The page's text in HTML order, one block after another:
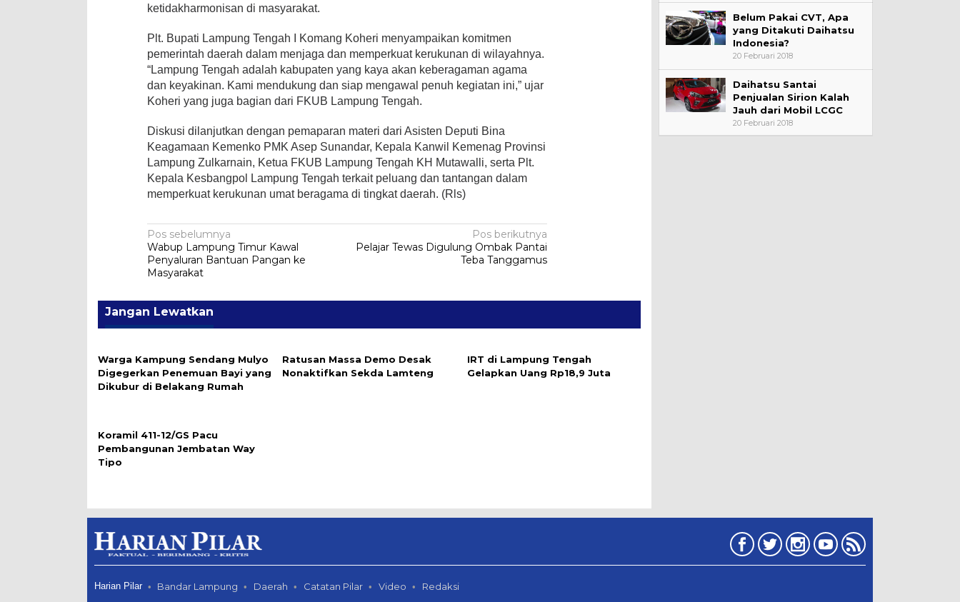
ketidakharmonisan di masyarakat.
Plt. Bupati Lampung Tengah I Komang Koheri menyampaikan komitmen
pemerintah daerah dalam menjaga dan memperkuat kerukunan di wilayahnya.
“Lampung Tengah adalah kabupaten yang kaya akan keberagaman agama
dan keyakinan. Kami mendukung dan siap mengawal penuh kegiatan ini,” ujar
Koheri yang juga bagian dari FKUB Lampung Tengah.
Diskusi dilanjutkan dengan pemaparan materi dari Asisten Deputi Bina
Keagamaan Kemenko PMK Asep Sunandar, Kepala Kanwil Kemenag Provinsi
Lampung Zulkarnain, Ketua FKUB Lampung Tengah KH Mutawalli, serta Plt.
Kepala Kesbangpol Lampung Tengah terkait peluang dan tantangan dalam
memperkuat kerukunan umat beragama di tingkat daerah. (Rls)
Navigasi
pos
Pos sebelumnya
Wabup Lampung Timur Kawal
Penyaluran Bantuan Pangan ke
Masyarakat
Pos berikutnya
Pelajar Tewas Digulung Ombak Pantai
Teba Tanggamus
Jangan Lewatkan
Warga Kampung Sendang Mulyo
Digegerkan Penemuan Bayi yang
Dikubur di Belakang Rumah
Ratusan Massa Demo Desak
Nonaktifkan Sekda Lamteng
IRT di Lampung Tengah
Gelapkan Uang Rp18,9 Juta
Koramil 411-12/GS Pacu
Pembangunan Jembatan Way
Tipo
Belum Pakai CVT, Apa
yang Ditakuti Daihatsu
Indonesia?
20 Februari 2018
Daihatsu Santai
Penjualan Sirion Kalah
Jauh dari Mobil LCGC
20 Februari 2018
Harian Pilar Bandar Lampung Daerah Catatan Pilar Video Redaksi